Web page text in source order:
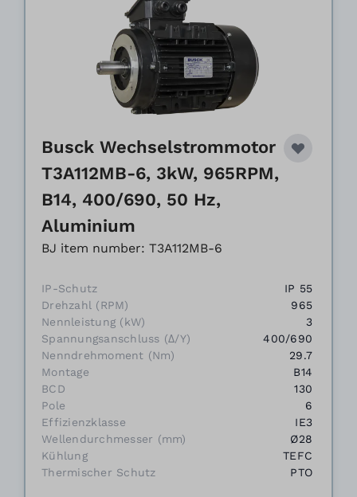
Busck Wechselstrommotor
T3A112MB-6, 3kW, 965RPM,
B14, 400/690, 50 Hz,
Aluminium
BJ item number: T3A112MB-6
IP-Schutz
IP 55
Drehzahl (RPM)
965
Nennleistung (kW)
3
Spannungsanschluss (Δ/Y)
400/690
Nenndrehmoment (Nm)
29.7
Montage
B14
BCD
130
Pole
6
Effizienzklasse
IE3
Wellendurchmesser (mm)
Ø28
Kühlung
TEFC
Thermischer Schutz
PTO